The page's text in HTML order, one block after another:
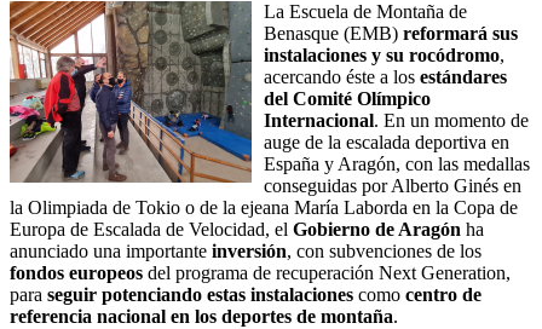
La Escuela de Montaña de
Benasque (EMB) reformará sus
instalaciones y su rocódromo,
acercando éste a los estándares
del Comité Olímpico
Internacional. En un momento de
auge de la escalada deportiva en
España y Aragón, con las medallas
conseguidas por Alberto Ginés en
la Olimpiada de Tokio o de la ejeana María Laborda en la Copa de
Europa de Escalada de Velocidad, el Gobierno de Aragón ha
anunciado una importante inversión, con subvenciones de los
fondos europeos del programa de recuperación Next Generation,
para seguir potenciando estas instalaciones como centro de
referencia nacional en los deportes de montaña.